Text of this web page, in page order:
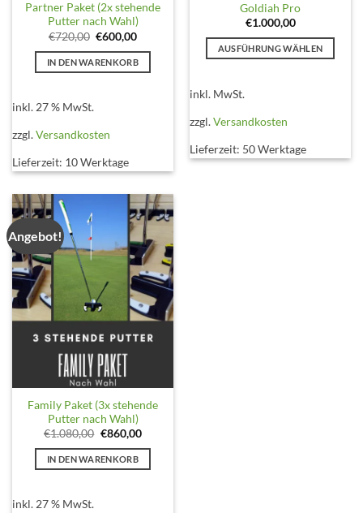
Partner Paket (2x stehende
Putter nach Wahl)
€720,00 Ursprünglicher
war:
€720,00
€600,00Aktueller
ist:
€600,00.
IN DEN WARENKORB
inkl. 27 % MwSt.
zzgl.Versandkosten
Lieferzeit: 10 Werktage
Goldiah Pro
€1.000,00
AUSFÜHRUNG WÄHLEN
mehrere
auf.
inkl. MwSt.
zzgl.Versandkosten
Lieferzeit: 50 Werktage
Angebot!
Family Paket (3x stehende
Putter nach Wahl)
€1.080,00 Ursprünglicher
war:
€1.080,00
€860,00Aktueller
ist:
IN DEN WARENKORB
inkl. 27 % MwSt.